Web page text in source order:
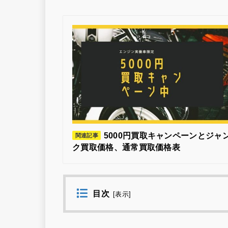
関連記事
5000円買取キャンペーンとジャ
ク買取価格、通常買取価格表
目次 [表示]